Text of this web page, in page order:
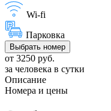
Wi-fi
Парковка
Выбрать номер
от 3250 руб.
за человека в сутки
Описание
Номера и цены